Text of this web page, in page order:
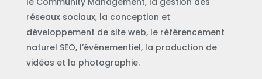
réseaux sociaux, la conception et
développement de site web, le référencement
naturel SEO, l’événementiel, la production de
vidéos et la photographie.